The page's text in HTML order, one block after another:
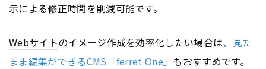
示による修正時間を削減可能です。
Webサイトのイメージ作成を効率化したい場合は、
見た
まま編集ができるCMS「ferret One」 もおすすめです。